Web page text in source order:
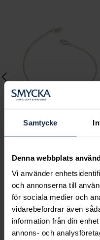
Samtycke
Denna webbplats
Vi använder
och annonserna till
för sociala medier och
vidarebefordrar även
information från din
annons- och
Emily pearl bracelet -
Ivory
Pris :349 kr
349 kr